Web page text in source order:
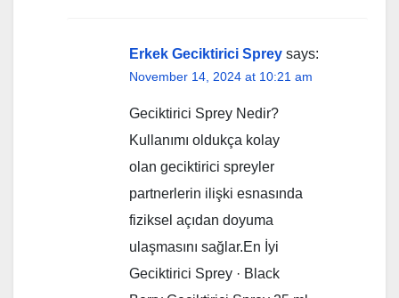
Erkek Geciktirici Sprey says:
November 14, 2024 at 10:21 am
Geciktirici Sprey Nedir?
Kullanımı oldukça kolay
olan geciktirici spreyler
partnerlerin ilişki esnasında
fiziksel açıdan doyuma
ulaşmasını sağlar.En İyi
Geciktirici Sprey · Black